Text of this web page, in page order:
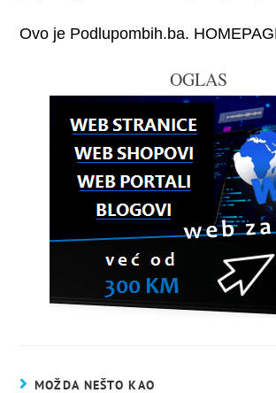
Ovo je Podlupombih.ba.
OGLAS
MOŽDA NEŠTO KAO